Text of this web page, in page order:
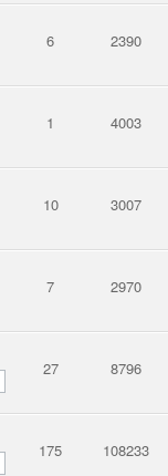
6 2390
1 4003
10 3007
7 2970
27 8796
175 108233